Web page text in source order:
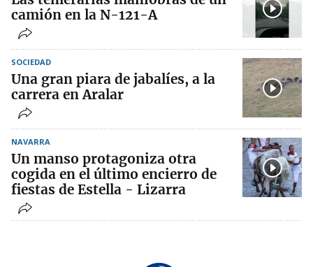
camión en la N-121-A
SOCIEDAD
Una gran piara de jabalíes, a la
carrera en Aralar
NAVARRA
Un manso protagoniza otra
cogida en el último encierro de
fiestas de Estella - Lizarra